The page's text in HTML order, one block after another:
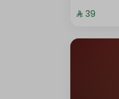
⁨⁦‪‬ 39⁩